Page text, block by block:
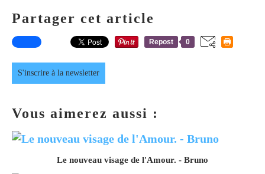
Partager cet article
Repost 0
S'inscrire à la newsletter
Vous aimerez aussi :
Le nouveau visage de l'Amour. - Bruno